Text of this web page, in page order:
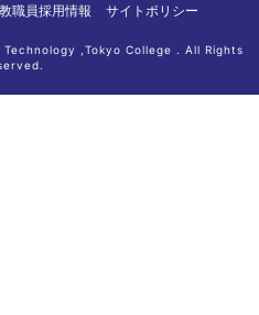
教職員採用情報 サイトポリシー
,Tokyo College . All Rights